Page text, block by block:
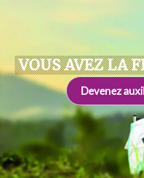
VOUS AVEZ LA
Devenez